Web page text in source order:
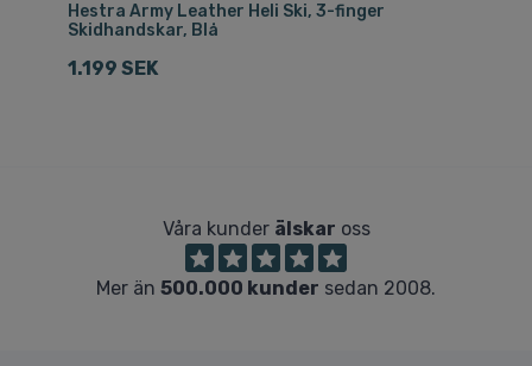
Hestra Army Leather Heli Ski, 3-finger
Skidhandskar, Blå
1.199 SEK
Våra kunder älskar oss
Mer än 500.000 kunder sedan 2008.